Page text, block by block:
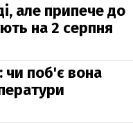
але припече до
на 2 серпня
чи поб'є вона